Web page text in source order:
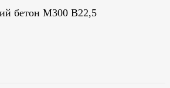
бетон М300 В22,5